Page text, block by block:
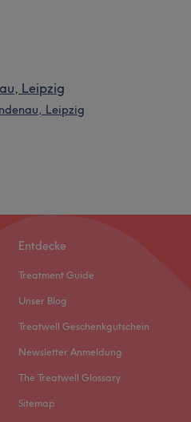
Leipzig
Leipzig
Entdecke
Treatment Guide
Unser Blog
Treatwell Geschenkgutschein
Newsletter Anmeldung
The Treatwell Glossary
Sitemap